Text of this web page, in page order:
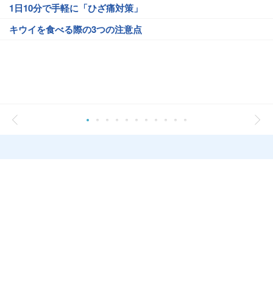
1日10分で手軽に「ひざ痛対策」
キウイを食べる際の3つの注意点